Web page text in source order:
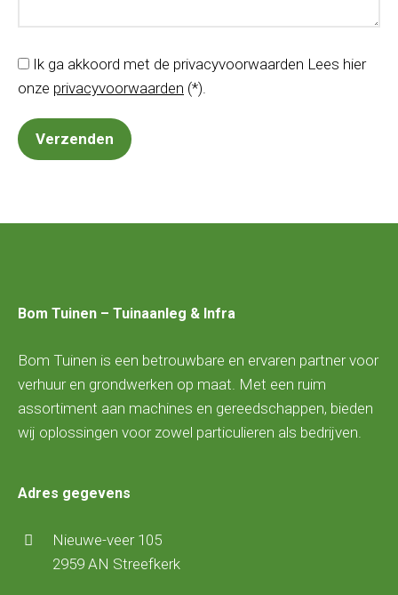
Ik ga akkoord met de privacyvoorwaarden Lees hier
onze privacyvoorwaarden (*).
Bom Tuinen – Tuinaanleg & Infra
Bom Tuinen is een betrouwbare en ervaren partner voor
verhuur en grondwerken op maat. Met een ruim
assortiment aan machines en gereedschappen, bieden
wij oplossingen voor zowel particulieren als bedrijven.
Adres gegevens
Nieuwe-veer 105
2959 AN Streefkerk